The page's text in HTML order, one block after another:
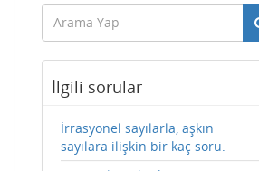
İlgili sorular
İrrasyonel sayılarla, aşkın
sayılara ilişkin bir kaç soru.